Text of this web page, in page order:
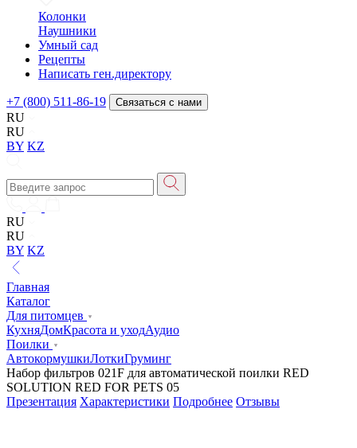
Колонки
Наушники
Умный сад
Рецепты
Написать ген.директору
+7 (800) 511-86-19 Связаться с нами
RU
RU
BY KZ
RU
RU
BY KZ
Главная
Каталог
Для питомцев
КухняДомКрасота и уходАудио
Поилки
АвтокормушкиЛоткиГруминг
Набор фильтров 021F для автоматической поилки RED
SOLUTION RED FOR PETS 05
Презентация Характеристики Подробнее Отзывы